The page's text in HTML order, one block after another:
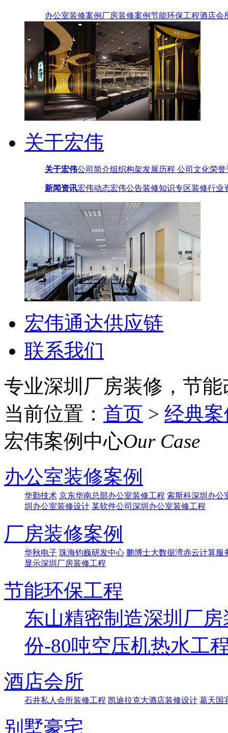
办公室装修案例 厂房装修案例节能环保工程酒店会
关于宏伟
关于宏伟公司简介组织构架发展历程 公司文化荣誉
新闻资讯宏伟动态宏伟公告装修知识专区装修行业
宏伟通达供应链
联系我们
专业深圳厂房装修，节
当前位置： 首页 > 经典
宏伟案例中心Our Case
办公室装修案例
华勤技术 京东华南总部办公室装修工程 索斯科深圳办公
圳办公室装修设计 某软件公司深圳办公室装修工程
厂房装修案例
华秋电子 珠海钧巍研发中心 鹏博士大数据湾赤云计算服
显示深圳厂房装修工程
节能环保工程
东山精密制造深圳厂
份-80吨空压机热水工
酒店会所
石井私人会所装修工程 凯迪拉克大酒店装修设计 葛天国
别墅豪宅